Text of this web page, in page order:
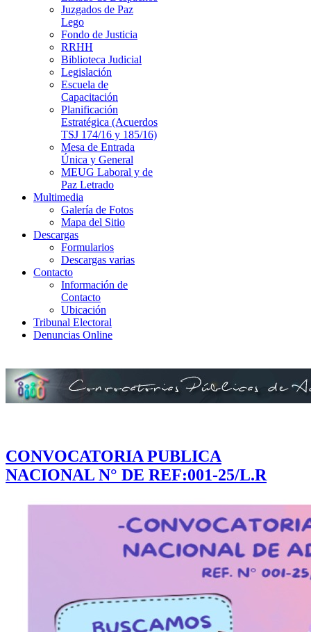
Juzgados de Paz
Lego
Fondo de Justicia
RRHH
Biblioteca Judicial
Legislación
Escuela de
Capacitación
Planificación
Estratégica (Acuerdos
TSJ 174/16 y 185/16)
Mesa de Entrada
Única y General
MEUG Laboral y de
Paz Letrado
Multimedia
Galería de Fotos
Mapa del Sitio
Descargas
Formularios
Descargas varias
Contacto
Información de
Contacto
Ubicación
Tribunal Electoral
Denuncias Online
CONVOCATORIA PUBLICA
NACIONAL N° DE REF:001-25/L.R